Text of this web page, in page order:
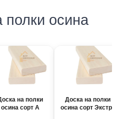
полки осина
на полки
осина сорт А
Доска на полки
осина сорт Экстра